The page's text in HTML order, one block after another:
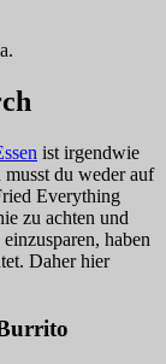
ist irgendwie
du weder auf
Everything
zu achten und
haben
Daher hier